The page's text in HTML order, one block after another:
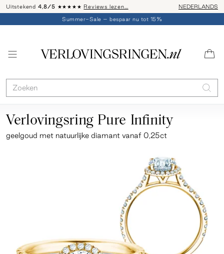
Uitstekend 4,8/5 ★★★★★ Reviews lezen… Advies: 020 -
NEDERLANDS
Summer-Sale – bespaar nu tot 15%
Verlovingsring Pure Infinity
geelgoud met natuurlijke diamant vanaf 0,25ct